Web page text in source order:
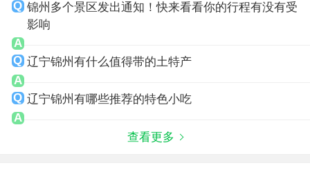
锦州多个景区发出通知！快来看看你的行程有没有受
影响
辽宁锦州有什么值得带的土特产
辽宁锦州有哪些推荐的特色小吃
查看更多